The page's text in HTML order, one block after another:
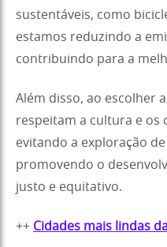
sustentáveis, como
estamos reduzindo a
contribuindo para a
Além disso, ao escolher
respeitam a cultura e os
evitando a exploração
promovendo o
justo e equitativo.
++ Cidades mais lindas